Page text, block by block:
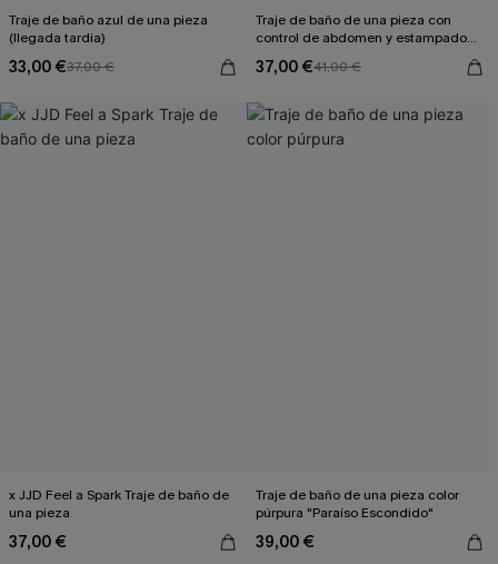
Traje de baño azul de una pieza
(llegada tardía)
33,00 €37,00 €
Traje de baño de una pieza con
control de abdomen y estampado
37,00 €41,00 €
x JJD Feel a Spark Traje de baño de
una pieza
37,00 €
Traje de baño de una pieza color
púrpura "Paraíso Escondido"
39,00 €